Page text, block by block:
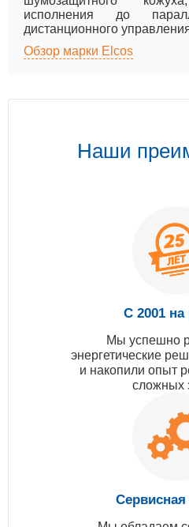
исполнения до
дистанционного
Обзор марки Elcos
Наши
С 2001
Мы успешно
энергетические
и накопили опыт
сложных